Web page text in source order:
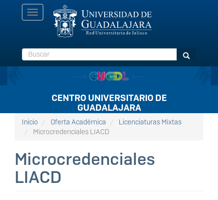
Toggle
navigation
Buscar Buscar
CENTRO UNIVERSITARIO DE
GUADALAJARA
Inicio Oferta Académica
Licenciaturas Mixtas
Microcredenciales LIACD
Microcredenciales
LIACD